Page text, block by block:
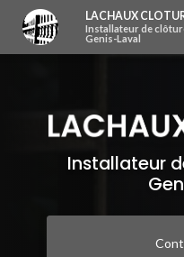
contenu
principal
LACHAUX
Installateur de clôture à Saint-
Genis-Laval
Installateur